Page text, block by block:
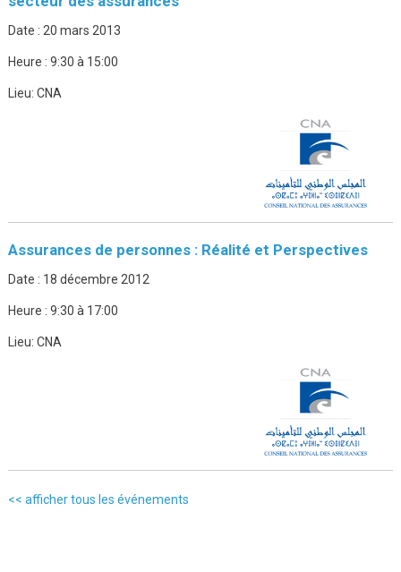
Date : 20 mars 2013
Heure : 9:30 à 15:00
Lieu: CNA
Assurances de personnes : Réalité et Perspectives
Date : 18 décembre 2012
Heure : 9:30 à 17:00
Lieu: CNA
<< afficher tous les événements